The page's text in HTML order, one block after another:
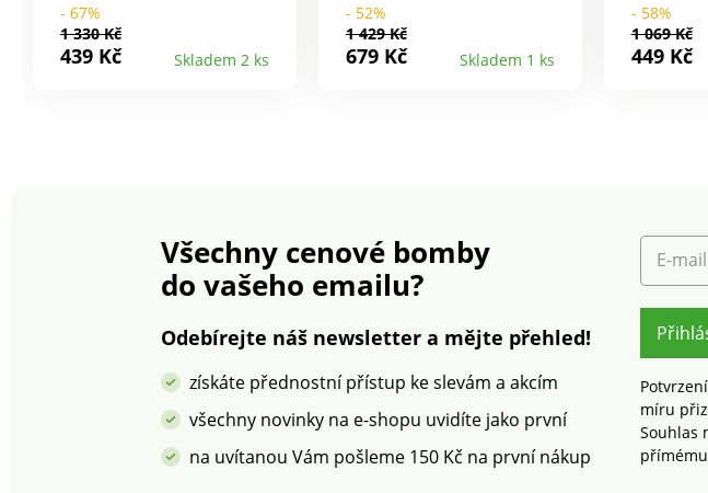
teplý a lehký, zárukou
kvality je značka
Excellence. Lze prát v
- 67%
1 330 Kč
439 Kč Skladem 2 ks
teplý a lehký, zárukou
kvality je značka
Excellence. Lze prát v
- 52%
1 429 Kč
679 Kč Skladem 1 ks
zapínání.
Rovný
pračce.
- 58%
1 069 Kč
449 Kč
Všechny cenové bomby
do vašeho emailu?
Odebírejte náš newsletter a mějte přehled!
získáte přednostní přístup ke slevám a akcím
všechny novinky na e-shopu uvidíte jako první
na uvítanou Vám pošleme 150 Kč na první nákup
E-mail
míru
Souhlas